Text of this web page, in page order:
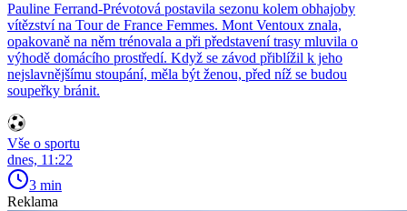
Pauline Ferrand-Prévotová postavila sezonu kolem obhajoby
vítězství na Tour de France Femmes. Mont Ventoux znala,
opakovaně na něm trénovala a při představení trasy mluvila o
výhodě domácího prostředí. Když se závod přiblížil k jeho
nejslavnějšímu stoupání, měla být ženou, před níž se budou
soupeřky bránit.
Vše o sportu
dnes, 11:22
3 min
Reklama